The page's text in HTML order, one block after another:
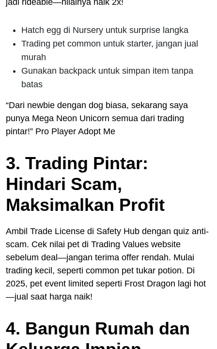
Hatch egg di Nursery untuk surprise langka
Trading pet common untuk starter, jangan jual
murah
Gunakan backpack untuk simpan item tanpa
batas
“Dari newbie dengan dog biasa, sekarang saya
punya Mega Neon Unicorn semua dari trading
pintar!” Pro Player Adopt Me
3. Trading Pintar:
Hindari Scam,
Maksimalkan Profit
Ambil Trade License di Safety Hub dengan quiz anti-
scam. Cek nilai pet di Trading Values website
sebelum deal—jangan terima offer rendah. Mulai
trading kecil, seperti common pet tukar potion. Di
2025, pet event limited seperti Frost Dragon lagi hot
—jual saat harga naik!
4. Bangun Rumah dan